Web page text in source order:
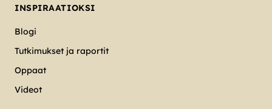
INSPIRAATIOKSI
Blogi
Tutkimukset ja raportit
Oppaat
Videot